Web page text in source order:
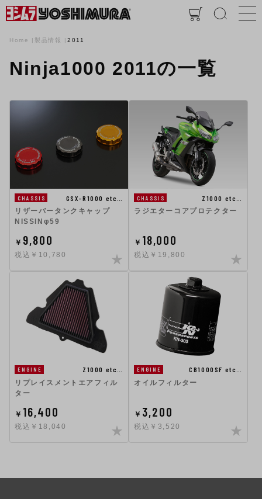
Home 製品情報 2011
Ninja1000 2011の一覧
CHASSIS
GSX-R1000 etc…
リザーバータンクキャップ
NISSINφ59
￥ 9,800
税込￥10,780
CHASSIS
Z1000 etc…
ラジエターコアプロテクター
￥ 18,000
税込￥19,800
ENGINE
Z1000 etc…
リプレイスメントエアフィル
ター
￥ 16,400
税込￥18,040
ENGINE
CB1000SF etc…
オイルフィルター
￥ 3,200
税込￥3,520